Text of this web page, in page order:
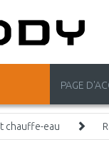
PAGE
chauffe-eau